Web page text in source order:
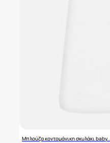
Μπλούζα κοντομάνικη σκυλάκι baby..